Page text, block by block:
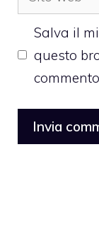
web
Salva il
questo